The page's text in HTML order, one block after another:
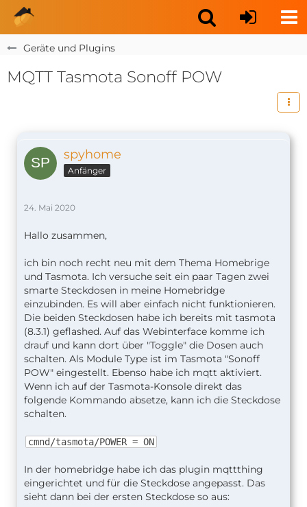
Geräte und Plugins
MQTT Tasmota Sonoff POW
spyhome
Anfänger
24. Mai 2020
Hallo zusammen,
ich bin noch recht neu mit dem Thema Homebrige
und Tasmota. Ich versuche seit ein paar Tagen zwei
smarte Steckdosen in meine Homebridge
einzubinden. Es will aber einfach nicht funktionieren.
Die beiden Steckdosen habe ich bereits mit tasmota
(8.3.1) geflashed. Auf das Webinterface komme ich
drauf und kann dort über "Toggle" die Dosen auch
schalten. Als Module Type ist im Tasmota "Sonoff
POW" eingestellt. Ebenso habe ich mqtt aktiviert.
Wenn ich auf der Tasmota-Konsole direkt das
folgende Kommando absetze, kann ich die Steckdose
schalten.
cmnd/tasmota/POWER = ON
In der homebridge habe ich das plugin mqttthing
eingerichtet und für die Steckdose angepasst. Das
sieht dann bei der ersten Steckdose so aus: